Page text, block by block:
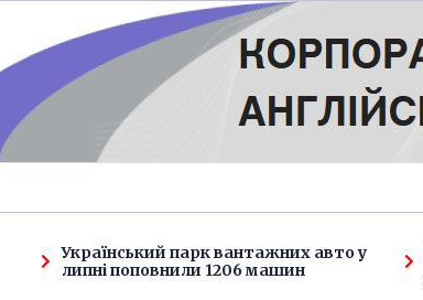
Український парк вантажних авто у
липні поповнили 1206 машин